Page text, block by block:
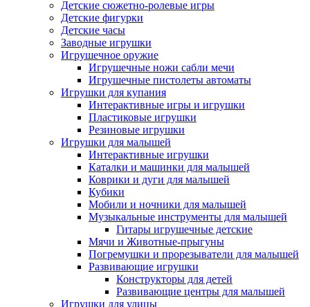
Детские сюжетно-ролевые игры
Детские фигурки
Детские часы
Заводные игрушки
Игрушечное оружие
Игрушечные ножи сабли мечи
Игрушечные пистолеты автоматы
Игрушки для купания
Интерактивные игры и игрушки
Пластиковые игрушки
Резиновые игрушки
Игрушки для малышей
Интерактивные игрушки
Каталки и машинки для малышей
Коврики и дуги для малышей
Кубики
Мобили и ночники для малышей
Музыкальные инструменты для малышей
Гитары игрушечные детские
Мячи и Животные-прыгуны
Погремушки и прорезыватели для малышей
Развивающие игрушки
Конструкторы для детей
Развивающие центры для малышей
Игрушки для улицы